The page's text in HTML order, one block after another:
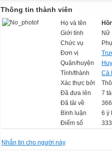
Thông tin thành viên
Họ và tên
Giới tính
Nữ
Chức vụ
Đơn vị
Quận/huyện
Tỉnh/thành
Cà
Xác thực bởi
Đã đưa lên
7
Đã tải về
Bình luận
6 ý
Điểm số
Nhắn tin cho người này